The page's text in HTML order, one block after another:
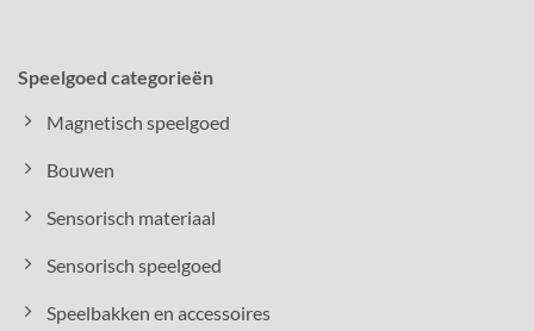
Speelgoed categorieën
Magnetisch speelgoed
Bouwen
Sensorisch materiaal
Sensorisch speelgoed
Speelbakken en accessoires